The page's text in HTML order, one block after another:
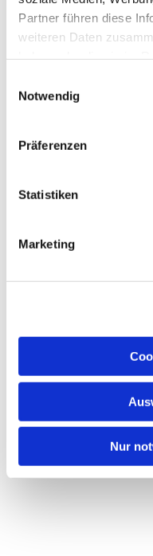
Partner führen diese
weiteren Daten
Notwendig
Präferenzen
Statistiken
Marketing
Nur
Dies könnte